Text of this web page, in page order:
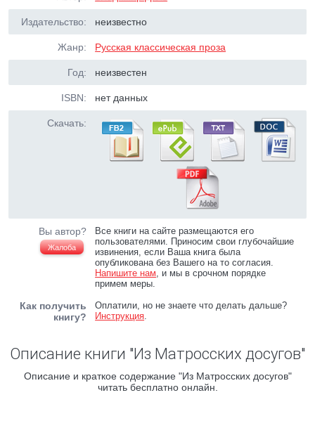
Издательство: неизвестно
Жанр: Русская классическая проза
Год: неизвестен
ISBN: нет данных
Скачать:
Вы автор?
Жалоба
Все книги на сайте размещаются его
пользователями. Приносим свои глубочайшие
извинения, если Ваша книга была
опубликована без Вашего на то согласия.
Напишите нам, и мы в срочном порядке
примем меры.
Как получить
книгу?
Оплатили, но не знаете что делать дальше?
Инструкция.
Описание книги "Из Матросских досугов"
Описание и краткое содержание "Из Матросских досугов"
читать бесплатно онлайн.